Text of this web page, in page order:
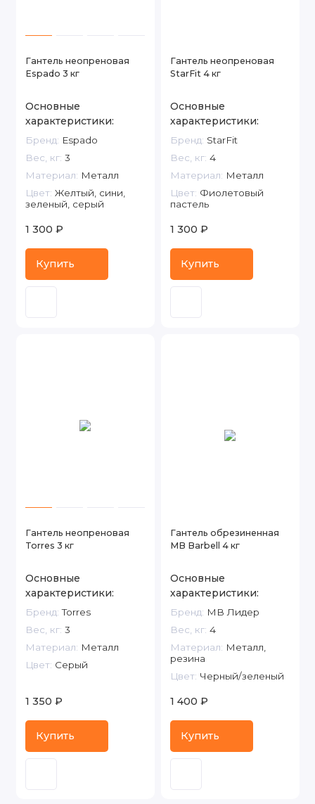
Гантель неопреновая
Espado 3 кг
Основные
характеристики:
Бренд: Espado
Вес, кг: 3
Материал: Металл
Цвет: Желтый, сини,
зеленый, серый
1 300 ₽
Купить
Гантель неопреновая
StarFit 4 кг
Основные
характеристики:
Бренд: StarFit
Вес, кг: 4
Материал: Металл
Цвет: Фиолетовый
пастель
1 300 ₽
Купить
Гантель неопреновая
Torres 3 кг
Основные
характеристики:
Бренд: Torres
Вес, кг: 3
Материал: Металл
Цвет: Серый
1 350 ₽
Купить
Гантель обрезиненная
MB Barbell 4 кг
Основные
характеристики:
Бренд: МВ Лидер
Вес, кг: 4
Материал: Металл,
резина
Цвет: Черный/зеленый
1 400 ₽
Купить